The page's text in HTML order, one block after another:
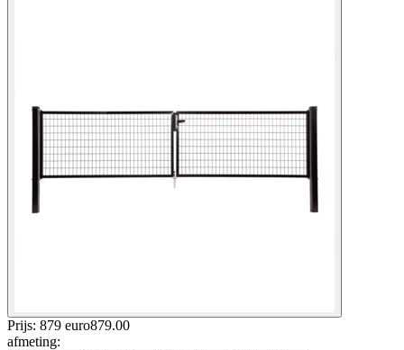
Prijs: 879 euro879.00
afmeting: